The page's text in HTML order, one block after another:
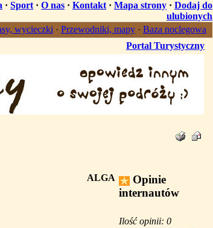
· Sport · O nas · Kontakt · Mapa strony · Dodaj do
ulubionych
wycieczki · Przewodniki, mapy · Baza noclegowa
Portal Turystyczny
ALGA
Opinie
internautów
Ilość opinii: 0